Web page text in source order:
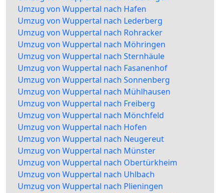
Umzug von Wuppertal nach Hafen
Umzug von Wuppertal nach Lederberg
Umzug von Wuppertal nach Rohracker
Umzug von Wuppertal nach Möhringen
Umzug von Wuppertal nach Sternhäule
Umzug von Wuppertal nach Fasanenhof
Umzug von Wuppertal nach Sonnenberg
Umzug von Wuppertal nach Mühlhausen
Umzug von Wuppertal nach Freiberg
Umzug von Wuppertal nach Mönchfeld
Umzug von Wuppertal nach Hofen
Umzug von Wuppertal nach Neugereut
Umzug von Wuppertal nach Münster
Umzug von Wuppertal nach Obertürkheim
Umzug von Wuppertal nach Uhlbach
Umzug von Wuppertal nach Plieningen